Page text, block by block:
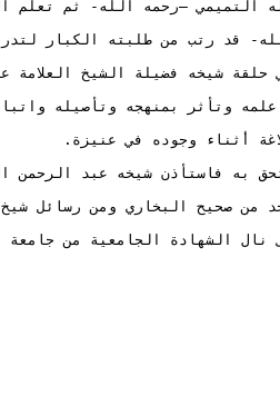
الشهادة الجامعية من جامعة